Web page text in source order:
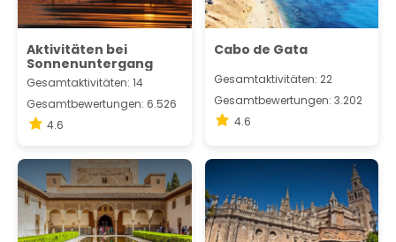
Aktivitäten bei
Sonnenuntergang
Gesamtaktivitäten: 14
Gesamtbewertungen: 6.526
4.6
Cabo de Gata
Gesamtaktivitäten: 22
Gesamtbewertungen: 3.202
4.6